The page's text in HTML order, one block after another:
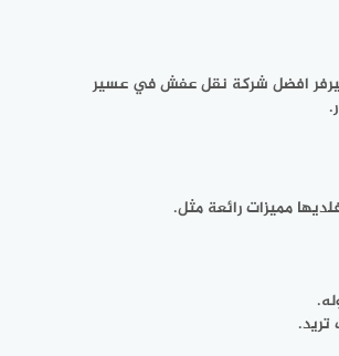
افضل شركة نقل عفش في عسير
مميزات رائعة مثل.